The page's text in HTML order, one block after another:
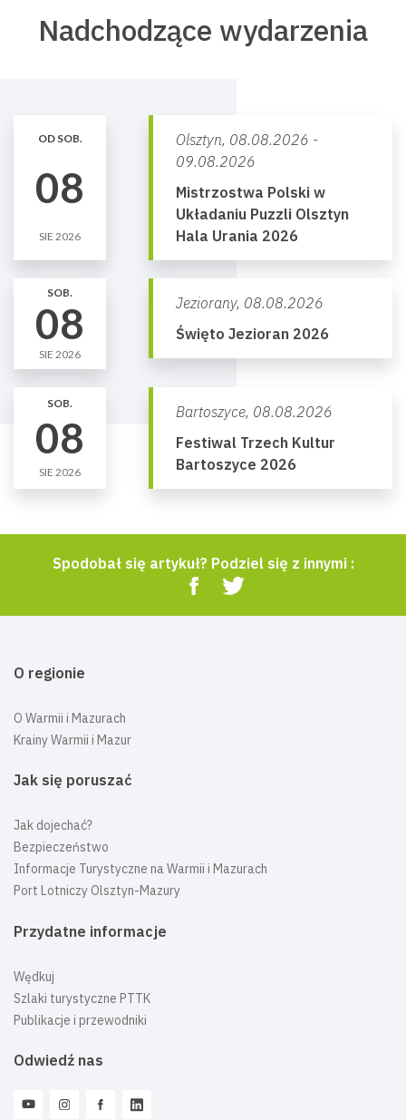
Nadchodzące wydarzenia
OD SOB.
08
SIE 2026
Olsztyn, 08.08.2026 -
09.08.2026
Mistrzostwa Polski w
Układaniu Puzzli Olsztyn
Hala Urania 2026
SOB.
08
SIE 2026
Jeziorany, 08.08.2026
Święto Jezioran 2026
SOB.
08
SIE 2026
Bartoszyce, 08.08.2026
Festiwal Trzech Kultur
Bartoszyce 2026
Spodobał się artykuł? Podziel się z innymi :
O regionie
O Warmii i Mazurach
Krainy Warmii i Mazur
Jak się poruszać
Jak dojechać?
Bezpieczeństwo
Informacje Turystyczne na Warmii i Mazurach
Port Lotniczy Olsztyn-Mazury
Przydatne informacje
Wędkuj
Szlaki turystyczne PTTK
Publikacje i przewodniki
Odwiedź nas